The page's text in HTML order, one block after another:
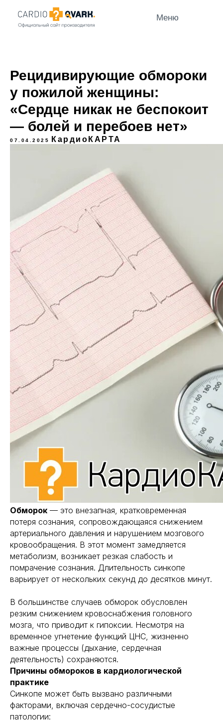
Рецидивирующие обмороки
у пожилой женщины:
«Сердце никак не беспокоит
— болей и перебоев нет»
07.04.2025 КардиоКАРТА
Обморок — это внезапная, кратковременная
потеря сознания, сопровождающаяся снижением
артериального давления и нарушением мозгового
кровообращения. В этот момент замедляется
метаболизм, возникает резкая слабость и
помрачение сознания. Длительность синкопе
варьирует от нескольких секунд до десятков минут.
В большинстве случаев обморок обусловлен
резким снижением кровоснабжения головного
мозга, что приводит к гипоксии. Несмотря на
временное угнетение функций ЦНС, жизненно
важные процессы (дыхание, сердечная
деятельность) сохраняются.
Причины обмороков в кардиологической
практике
Синкопе может быть вызвано различными
факторами, включая сердечно-сосудистые
патологии: